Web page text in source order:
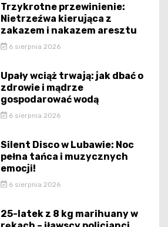
Trzykrotne przewinienie:
Nietrzeźwa kierująca z
zakazem i nakazem aresztu
6 sierpnia 2026
Upały wciąż trwają: jak dbać o
zdrowie i mądrze
gospodarować wodą
6 sierpnia 2026
Silent Disco w Lubawie: Noc
pełna tańca i muzycznych
emocji!
6 sierpnia 2026
25-latek z 8 kg marihuany w